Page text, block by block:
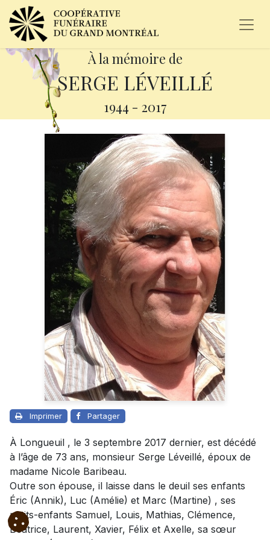
À la mémoire de
SERGE LÉVEILLÉ
1944 - 2017
Imprimer Partager
À Longueuil , le 3 septembre 2017 dernier, est décédé
à l’âge de 73 ans, monsieur Serge Léveillé, époux de
madame Nicole Baribeau.
Outre son épouse, il laisse dans le deuil ses enfants
Éric (Annik), Luc (Amélie) et Marc (Martine) , ses
petits-enfants Samuel, Louis, Mathias, Clémence,
Béatrice, Laurent, Xavier, Félix et Axelle, sa sœur